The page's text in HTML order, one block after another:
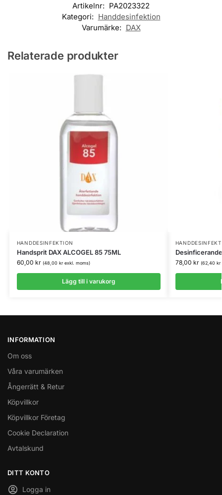
Artikelnr: PA2023322
Kategori: Handdesinfektion
Varumärke: DAX
Relaterade produkter
HANDDESINFEKTION
Handsprit DAX ALCOGEL 85 75ML
60,00 kr (48,00 krexkl. moms)
Lägg till i varukorg
78,00 kr (62,40 kr
INFORMATION
Om oss
Våra varumärken
Ångerrätt & Retur
Köpvillkor
Köpvillkor Företag
Cookie Declaration
Avtalskund
DITT KONTO
Logga in